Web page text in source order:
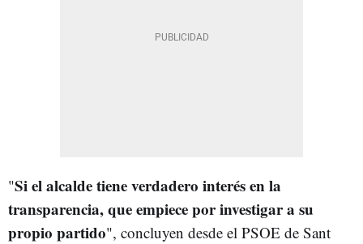
"Si el alcalde tiene verdadero interés en la
transparencia, que empiece por investigar a su
propio partido", concluyen desde el PSOE de Sant